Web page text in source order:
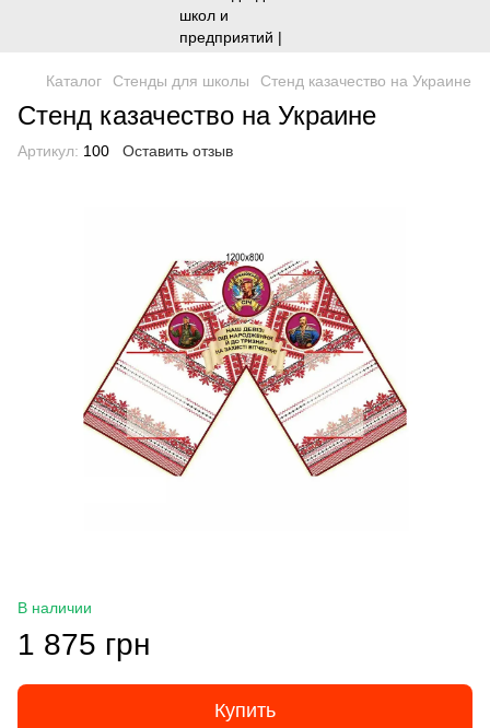
Каталог Стенды для школы Стенд казачество на Украине
Стенд казачество на Украине
Артикул: 100 Оставить отзыв
В наличии
1 875 грн
Купить